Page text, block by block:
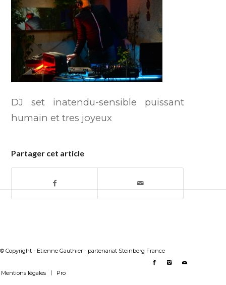
DJ set inatendu-sensible puissant
humain et tres joyeux
Partager cet article
© Copyright - Etienne Gauthier - partenariat Steinberg France
Mentions légales Pro